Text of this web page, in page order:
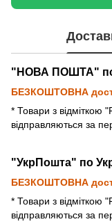
"НОВА ПОШТА" по
БЕЗКОШТОВНА
* Товари з відміткою
відправляються за
"УкрПошта" по
БЕЗКОШТОВНА
* Товари з відміткою
відправляються за